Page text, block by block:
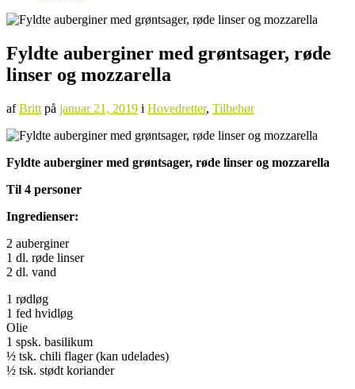
Fyldte auberginer med grøntsager, røde
linser og mozzarella
afBritt på januar 21, 2019 i Hovedretter, Tilbehør
Fyldte auberginer med grøntsager, røde linser og mozzarella
Til 4 personer
Ingredienser:
2 auberginer
1 dl. røde linser
2 dl. vand
1 rødløg
1 fed hvidløg
Olie
1 spsk. basilikum
½ tsk. chili flager (kan udelades)
½ tsk. stødt koriander